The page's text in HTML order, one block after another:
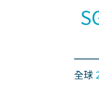
全球